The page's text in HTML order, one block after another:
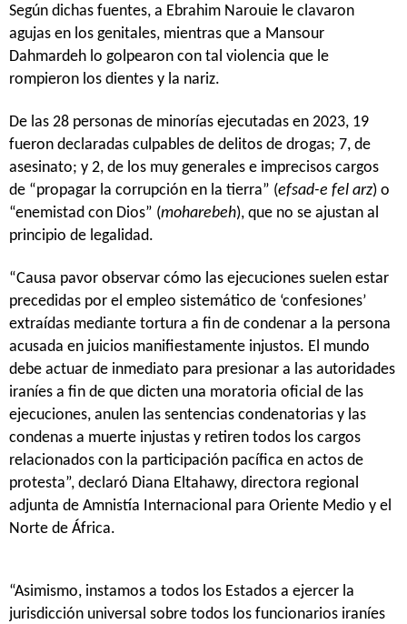
Según dichas fuentes, a Ebrahim Narouie le clavaron
agujas en los genitales, mientras que a Mansour
Dahmardeh lo golpearon con tal violencia que le
rompieron los dientes y la nariz.
De las 28 personas de minorías ejecutadas en 2023, 19
fueron declaradas culpables de delitos de drogas; 7, de
asesinato; y 2, de los muy generales e imprecisos cargos
de “propagar la corrupción en la tierra” (efsad-e fel arz) o
“enemistad con Dios” (moharebeh), que no se ajustan al
principio de legalidad.
“Causa pavor observar cómo las ejecuciones suelen estar
precedidas por el empleo sistemático de ‘confesiones’
extraídas mediante tortura a fin de condenar a la persona
acusada en juicios manifiestamente injustos. El mundo
debe actuar de inmediato para presionar a las autoridades
iraníes a fin de que dicten una moratoria oficial de las
ejecuciones, anulen las sentencias condenatorias y las
condenas a muerte injustas y retiren todos los cargos
relacionados con la participación pacífica en actos de
protesta”, declaró Diana Eltahawy, directora regional
adjunta de Amnistía Internacional para Oriente Medio y el
Norte de África.
“Asimismo, instamos a todos los Estados a ejercer la
jurisdicción universal sobre todos los funcionarios iraníes